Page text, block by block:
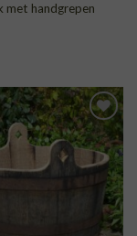
met handgrepen
TOEVOEGEN
AAN
VERLANGLIJST